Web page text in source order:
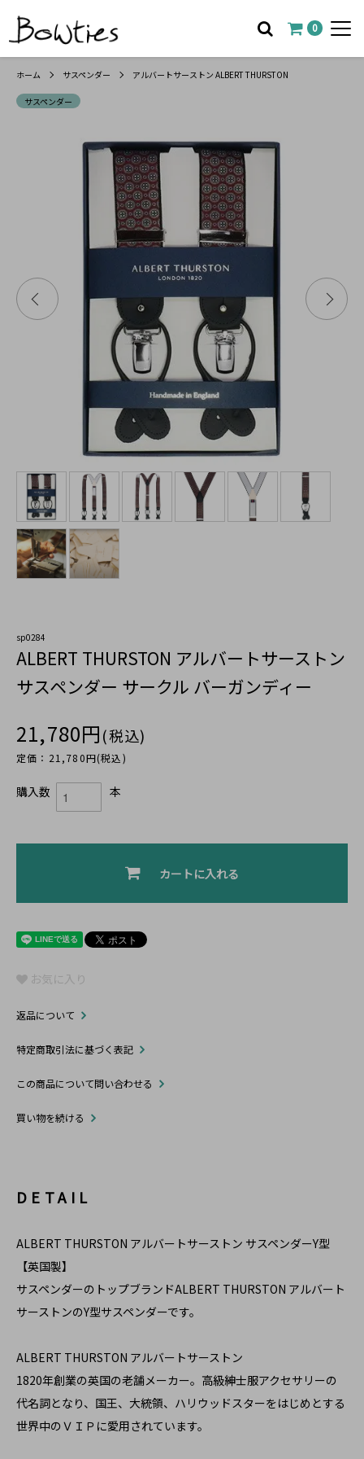
0
ホーム サスペンダー アルバートサーストン ALBERT THURSTON
サスペンダー
sp0284
ALBERT THURSTON アルバートサーストン
サスペンダー サークル バーガンディー
21,780円(税込)
定価：21,780円(税込)
購入数 本
カートに入れる
お気に入り
返品について
特定商取引法に基づく表記
この商品について問い合わせる
買い物を続ける
DETAIL
ALBERT THURSTON アルバートサーストン サスペンダーY型
【英国製】
サスペンダーのトップブランドALBERT THURSTON アルバート
サーストンのY型サスペンダーです。
ALBERT THURSTON アルバートサーストン
1820年創業の英国の老舗メーカー。高級紳士服アクセサリーの
代名詞となり、国王、大統領、ハリウッドスターをはじめとする
世界中のＶＩＰに愛用されています。